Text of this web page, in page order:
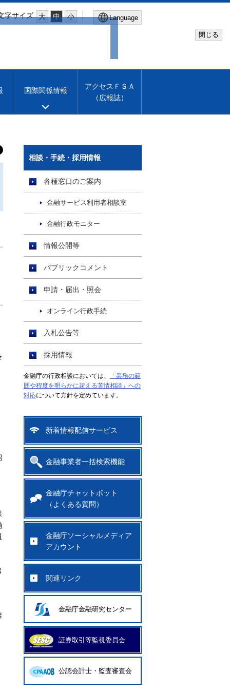
字サイズ 大 中 小 Language
Machine translation
閉じる
国際関係情報
アクセスＦＳＡ
（広報誌）
相談・手続・採用情報
各種窓口のご案内
金融サービス利用者相談室
金融行政モニター
情報公開等
パブリックコメント
申請・届出・照会
オンライン行政手続
入札公告等
採用情報
金融庁の行政相談においては、
「業務の範
囲や程度を明らかに超える苦情相談」への
対応について方針を定めています。
新着情報配信サービス
金融事業者一括検索機能
金融庁チャットボット
（よくある質問）
金融庁ソーシャルメディア
アカウント
関連リンク
金融庁金融研究センター
証券取引等監視委員会
公認会計士・監査審査会